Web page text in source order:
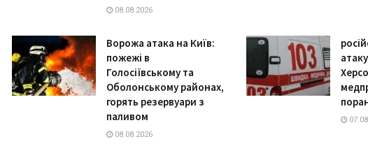
08.08.2026
Ворожа атака на Київ:
пожежі в
Голосіївському та
Оболонському районах,
горять резервуари з
паливом
08.08.2026